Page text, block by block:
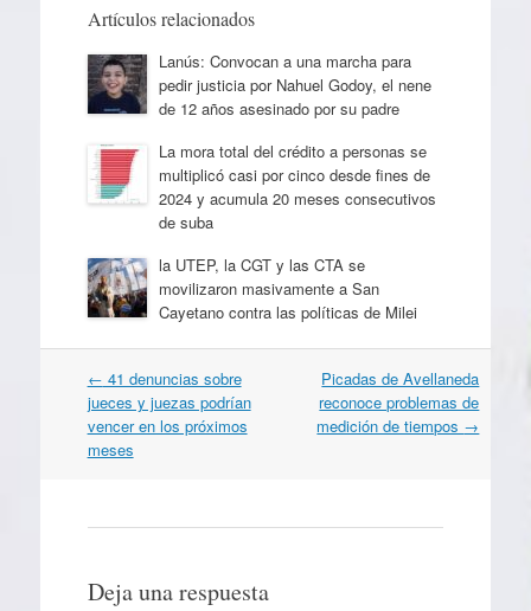
Artículos relacionados
Lanús: Convocan a una marcha para
pedir justicia por Nahuel Godoy, el nene
de 12 años asesinado por su padre
La mora total del crédito a personas se
multiplicó casi por cinco desde fines de
2024 y acumula 20 meses consecutivos
de suba
la UTEP, la CGT y las CTA se
movilizaron masivamente a San
Cayetano contra las políticas de Milei
Navegación
por
artículos
← 41 denuncias sobre
jueces y juezas podrían
vencer en los próximos
meses
Picadas de Avellaneda
reconoce problemas de
medición de tiempos →
Deja una respuesta